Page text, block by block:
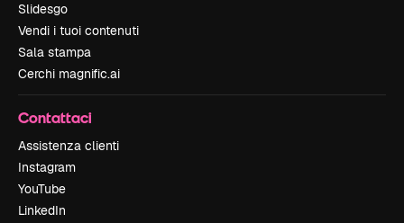
Slidesgo
Vendi i tuoi contenuti
Sala stampa
Cerchi magnific.ai
Contattaci
Assistenza clienti
Instagram
YouTube
LinkedIn